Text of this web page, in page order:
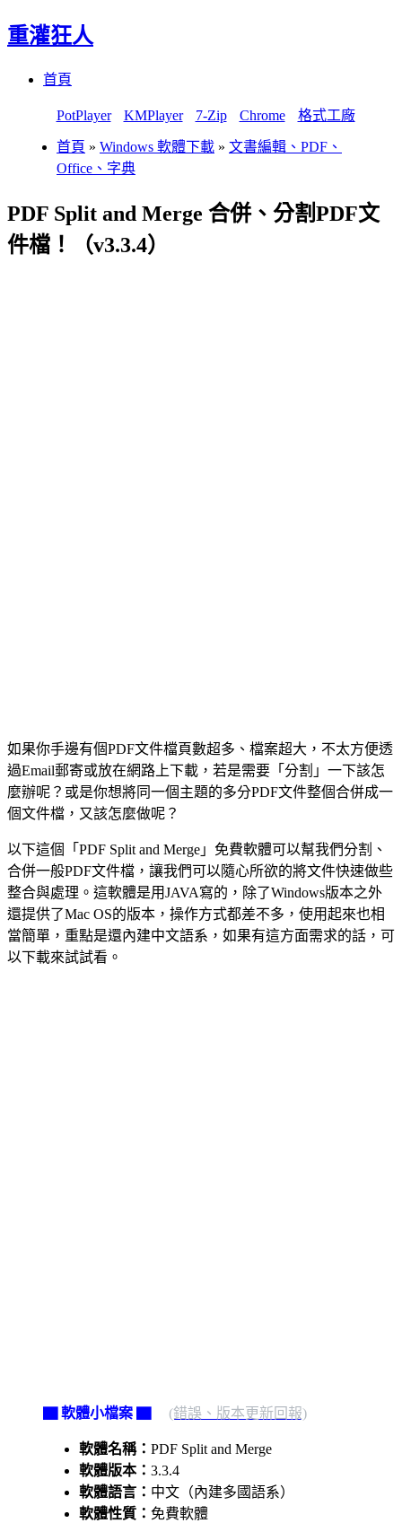
重灌狂人
首頁
PotPlayer KMPlayer 7-Zip Chrome 格式工廠
首頁 » Windows 軟體下載 » 文書編輯、PDF、
Office、字典
PDF Split and Merge 合併、分割PDF文
件檔！（v3.3.4）
如果你手邊有個PDF文件檔頁數超多、檔案超大，不太方便透
過Email郵寄或放在網路上下載，若是需要「分割」一下該怎
麼辦呢？或是你想將同一個主題的多分PDF文件整個合併成一
個文件檔，又該怎麼做呢？
以下這個「PDF Split and Merge」免費軟體可以幫我們分割、
合併一般PDF文件檔，讓我們可以隨心所欲的將文件快速做些
整合與處理。這軟體是用JAVA寫的，除了Windows版本之外
還提供了Mac OS的版本，操作方式都差不多，使用起來也相
當簡單，重點是還內建中文語系，如果有這方面需求的話，可
以下載來試試看。
▇ 軟體小檔案 ▇ (錯誤、版本更新回報)
軟體名稱： PDF Split and Merge
軟體版本： 3.3.4
軟體語言： 中文（內建多國語系）
軟體性質： 免費軟體